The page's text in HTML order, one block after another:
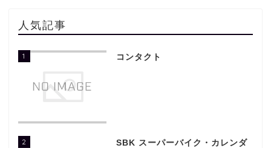
人気記事
1 コンタクト
2
SBK スーパーバイク・カレンダ